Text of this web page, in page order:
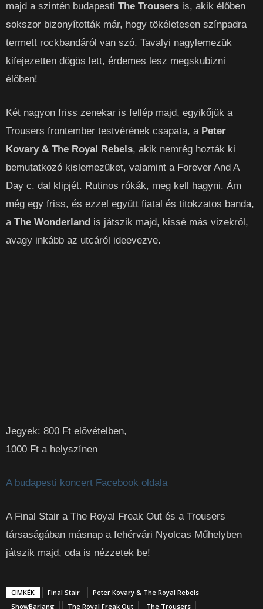
majd a szintén budapesti The Trousers is, akik élőben
sokszor bizonyították már, hogy tökéletesen színpadra
termett rockbandáról van szó. Tavalyi nagylemezük
kifejezetten dögös lett, érdemes lesz megskubizni
élőben!
Két nagyon friss zenekar is fellép majd, egyikőjük a
Trousers frontember testvérének csapata, a Peter
Kovary & The Royal Rebels, akik nemrég hozták ki
bemutatkozó kislemezüket, valamint a Forever And A
Day c. dal klipjét. Rutinos rókák, meg kell hagyni. Ám
még egy friss, és ezzel együtt fiatal és titokzatos banda,
a The Wonderland is játszik majd, kissé más vizekről,
avagy inkább az utcáról ideevezve.
Jegyek: 800 Ft elővételben,
1000 Ft a helyszínen
A budapesti koncert Facebook oldala
A Final Stair a The Royal Freak Out és a Trousers
társaságában másnap a fehérvári Nyolcas Műhelyben
játszik majd, oda is nézzetek be!
CIMKÉK Final Stair
Peter Kovary & The Royal Rebels
ShowBarlang
The Royal Freak Out The Trousers